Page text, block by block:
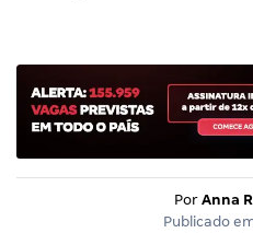
Por Anna
Publicado